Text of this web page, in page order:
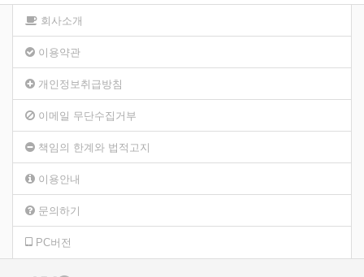
회사소개
이용약관
개인정보취급방침
이메일 무단수집거부
책임의 한계와 법적고지
이용안내
문의하기
PC버전